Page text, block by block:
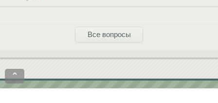
Все вопросы
⌃